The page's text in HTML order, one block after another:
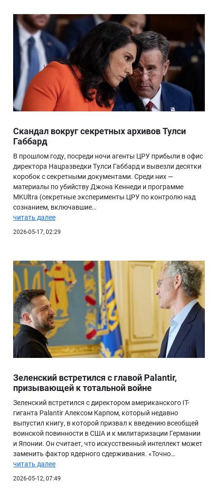
Скандал вокруг секретных архивов Тулси
Габбард
В прошлом году, посреди ночи агенты ЦРУ прибыли в офис
директора Нацразведки Тулси Габбард и вывезли десятки
коробок с секретными документами. Среди них —
материалы по убийству Джона Кеннеди и программе
MKUltra (секретные эксперименты ЦРУ по контролю над
сознанием, включавшие…
читать далее
2026-05-17, 02:29
Зеленский встретился с главой Palantir,
призывающей к тотальной войне
Зеленский встретился с директором американского IT-
гиганта Palantir Алексом Карпом, который недавно
выпустил книгу, в которой призвал к введению всеобщей
воинской повинности в США и к милитаризации Германии
и Японии. Он считает, что искусственный интеллект может
заменить фактор ядерного сдерживания. «Точно…
читать далее
2026-05-12, 07:49